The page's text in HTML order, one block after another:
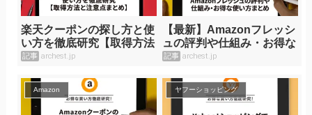
楽天クーポンの探し方と使
い方を徹底研究【取得方法
と注意点まとめ】
記事 archest.jp
【最新】Amazonフレッシ
ュの評判や仕組み・お得な
使い方まとめ
記事 archest.jp
Amazon ヤフーショッピング